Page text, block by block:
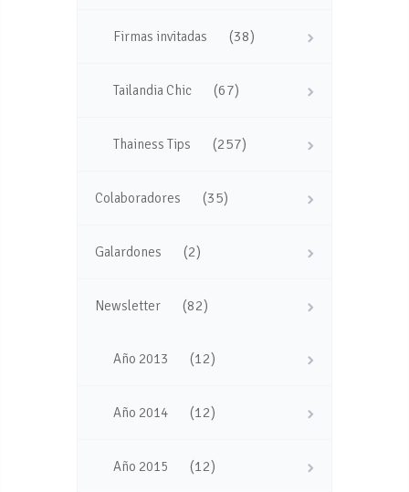
Firmas invitadas (38)
Tailandia Chic (67)
Thainess Tips (257)
Colaboradores (35)
Galardones (2)
Newsletter (82)
Año 2013 (12)
Año 2014 (12)
Año 2015 (12)